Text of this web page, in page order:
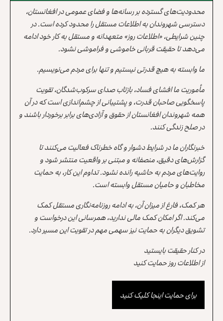
محدودیت‌های گسترده بر رسانه‌ها و فضای عمومی در افغانستان،
دسترسی شهروندان به اطلاعات مستقل را محدود کرده است. در
چنین شرایطی، «اطلاعات روز» متعهدانه و مستقل به کار خود ادامه
می‌دهد تا حقیقت قربانی خاموشی و فراموشی نشود.
ما وابسته به هیچ قدرتی نیستیم و تنها برای مردم می‌نویسیم.
مأموریت ما افشای فساد، بازتاب صدای سرکوب‌شدگان، تقویت
پاسخگویی صاحبان قدرت، و پشتیبانی از چشم‌اندازی است که در آن
همه شهروندان افغانستان از حقوق و آزادی‌های برابر برخوردار باشند و
در صلح زندگی کنند.
خبرنگاران ما در شرایط دشوار و گاه خطرناک فعالیت می‌کنند تا
گزارش‌های دقیق، منصفانه و مبتنی بر واقعیت منتشر شود و
روایت‌های مردم به حاشیه رانده نشود. تداوم این کار، به حمایت
مخاطبان و حامیان مستقل وابسته است.
هر کمک، فارغ از میزان آن، به ادامه روزنامه‌نگاری مستقل کمک
می‌کند. اگر امکان کمک مالی ندارید، همرسانی این درخواست و
تشویق دیگران به حمایت نیز سهمی مهم در تقویت این مسیر دارد.
در کنار حقیقت بایستید
از اطلاعات روز حمایت کنید
برای حمایت اینجا کلیک کنید